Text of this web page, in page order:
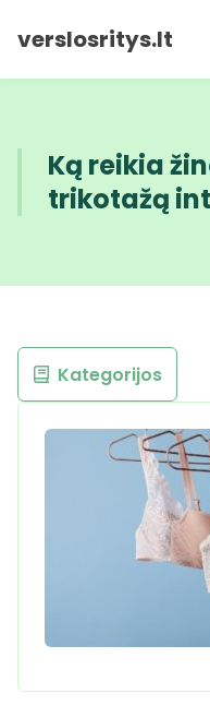
verslosritys.lt
Ką reikia
trikotažą
Kategorijos